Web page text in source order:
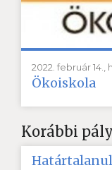
Korábbi
Határtalanul
2022. február 14.,
Ökoiskola